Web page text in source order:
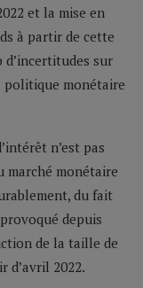
et la mise en
à partir de cette
d’incertitudes sur
politique monétaire
n’est pas
marché monétaire
du fait
depuis
de la taille de
d’avril 2022.